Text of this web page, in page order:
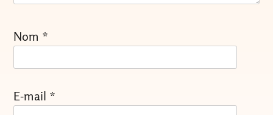
Nom *
E-mail *